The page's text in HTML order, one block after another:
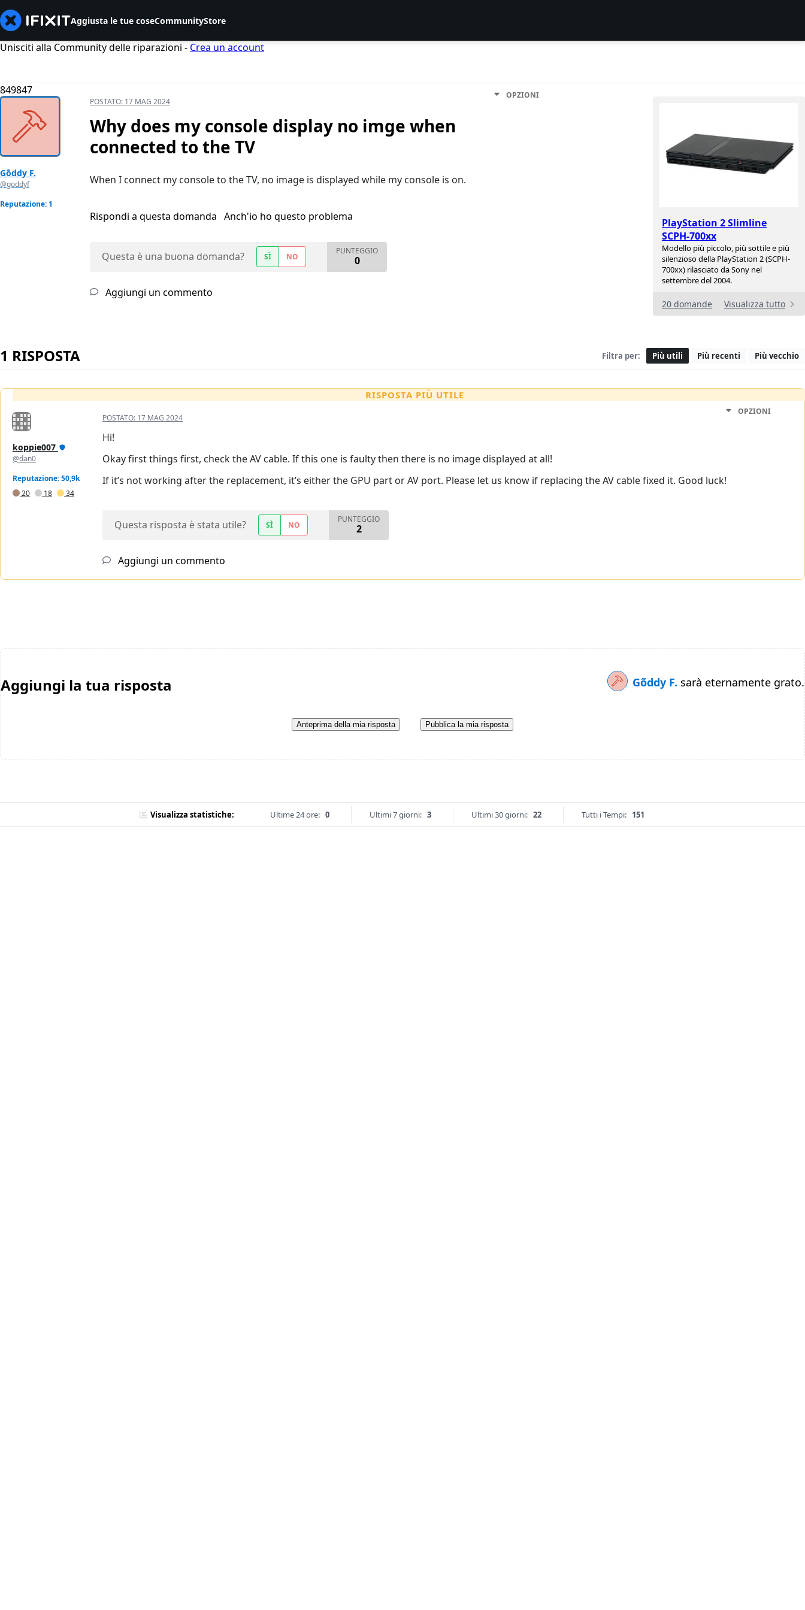
Aggiusta le tue coseCommunityStore
Unisciti alla Community delle riparazioni - Crea un account
849847
PlayStation 2 Slimline
SCPH-700xx
Modello più piccolo, più sottile e più
silenzioso della PlayStation 2 (SCPH-
700xx) rilasciato da Sony nel
settembre del 2004.
20 domande Visualizza tutto
Gõddy F.
@goddyf
Reputazione: 1
POSTATO: 17 MAG 2024
OPZIONI
Why does my console display no imge when
connected to the TV
When I connect my console to the TV, no image is displayed while my console is on.
Rispondi a questa domanda Anch'io ho questo problema
Questa è una buona domanda? SÌ NO
PUNTEGGIO
0
Aggiungi un commento
1 RISPOSTA Filtra per: Più utili Più recenti Più vecchio
RISPOSTA PIÙ UTILE
koppie007
@dan0
Reputazione: 50,9k
20
18 34
POSTATO: 17 MAG 2024
OPZIONI
Hi!
Okay first things first, check the AV cable. If this one is faulty then there is no image displayed at all!
If it’s not working after the replacement, it’s either the GPU part or AV port. Please let us know if replacing the AV cable fixed it. Good luck!
Questa risposta è stata utile? SÌ NO
PUNTEGGIO
2
Aggiungi un commento
Aggiungi la tua risposta Gõddy F. sarà eternamente grato.
Anteprima della mia risposta Pubblica la mia risposta
Visualizza statistiche: Ultime 24 ore: 0 Ultimi 7 giorni: 3 Ultimi 30 giorni: 22 Tutti i Tempi: 151